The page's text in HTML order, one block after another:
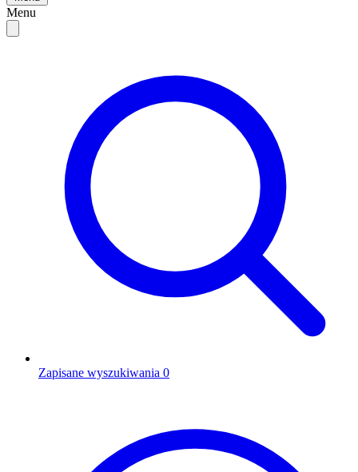
Menu
Zapisane wyszukiwania 0